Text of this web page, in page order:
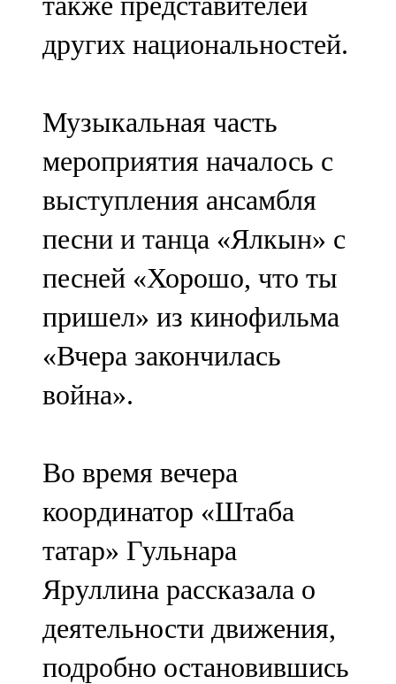
других национальностей.
Музыкальная часть
мероприятия началось с
выступления ансамбля
песни и танца «Ялкын» с
песней «Хорошо, что ты
пришел» из кинофильма
«Вчера закончилась
война».
Во время вечера
координатор «Штаба
татар» Гульнара
Яруллина рассказала о
деятельности движения,
подробно остановившись